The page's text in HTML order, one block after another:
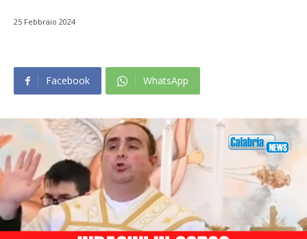
25 Febbraio 2024
Facebook WhatsApp